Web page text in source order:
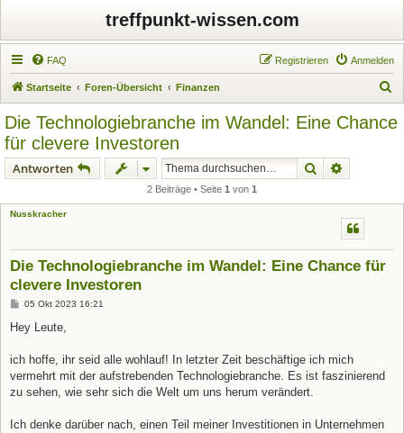
treffpunkt-wissen.com
FAQ Anmelden
Registrieren
Startseite Foren-Übersicht Finanzen
c
Die Technologiebranche im Wandel: Eine Chance
für clevere Investoren
Antworten Suche
2 Beiträge • Seite 1 von 1
Nusskracher
Die Technologiebranche im Wandel: Eine Chance für
clevere Investoren
B
i
a
05 Okt 2023 16:21
Hey Leute,
ich hoffe, ihr seid alle wohlauf! In letzter Zeit beschäftige ich mich
vermehrt mit der aufstrebenden Technologiebranche. Es ist faszinierend
zu sehen, wie sehr sich die Welt um uns herum verändert.
Ich denke darüber nach, einen Teil meiner Investitionen in Unternehmen